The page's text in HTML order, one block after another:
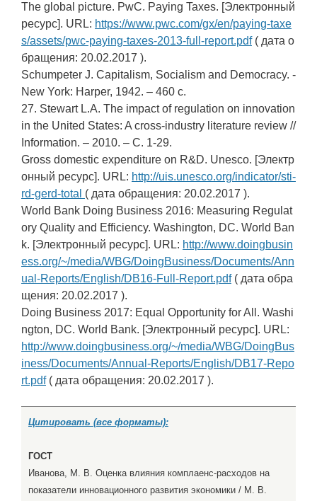
The global picture. PwC. Paying Taxes. [Электронный
ресурс]. URL: https://www.pwc.com/gx/en/paying-taxe
s/assets/pwc-paying-taxes-2013-full-report.pdf( дата о
бращения: 20.02.2017 ).
Schumpeter J. Capitalism, Socialism and Democracy. -
New York: Harper, 1942. – 460 с.
27. Stewart L.A. The impact of regulation on innovation
in the United States: A cross-industry literature review //
Information. – 2010. – С. 1-29.
Gross domestic expenditure on R&D. Unesco. [Электр
онный ресурс]. URL: http://uis.unesco.org/indicator/sti-
rd-gerd-total ( дата обращения: 20.02.2017 ).
World Bank Doing Business 2016: Measuring Regulat
ory Quality and Efficiency. Washington, DC. World Ban
k. [Электронный ресурс]. URL: http://www.doingbusin
ess.org/~/media/WBG/DoingBusiness/Documents/Ann
ual-Reports/English/DB16-Full-Report.pdf( дата обра
щения: 20.02.2017 ).
Doing Business 2017: Equal Opportunity for All. Washi
ngton, DC. World Bank. [Электронный ресурс]. URL:
http://www.doingbusiness.org/~/media/WBG/DoingBus
iness/Documents/Annual-Reports/English/DB17-Repo
rt.pdf( дата обращения: 20.02.2017 ).
Цитировать (все форматы):
ГОСТ
Иванова, М. В. Оценка влияния комплаенс-расходов на
показатели инновационного развития экономики / М. В.